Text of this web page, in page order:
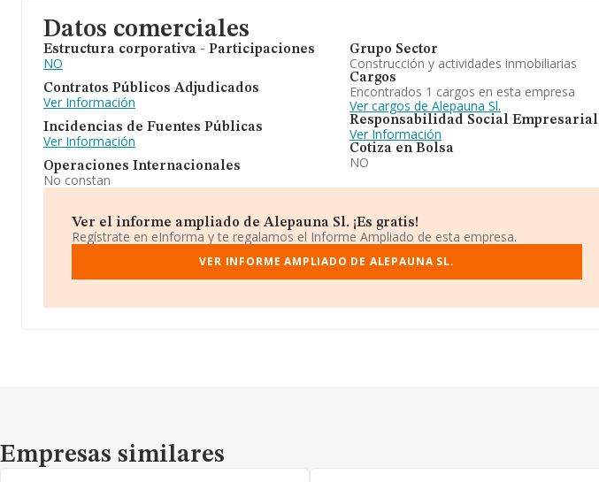
Datos comerciales
Estructura corporativa - Participaciones
NO
Contratos Públicos Adjudicados
Ver Información
Incidencias de Fuentes Públicas
Ver Información
Operaciones Internacionales
No constan
Grupo Sector
Construcción y actividades inmobiliarias
Cargos
Encontrados 1 cargos en esta empresa
Ver cargos de Alepauna Sl.
Responsabilidad Social Empresarial
Ver Información
Cotiza en Bolsa
NO
Ver el informe ampliado de Alepauna Sl. ¡Es gratis!
Regístrate en eInforma y te regalamos el Informe Ampliado de esta empresa.
VER INFORME AMPLIADO DE ALEPAUNA SL.
Empresas similares
Empresas similares